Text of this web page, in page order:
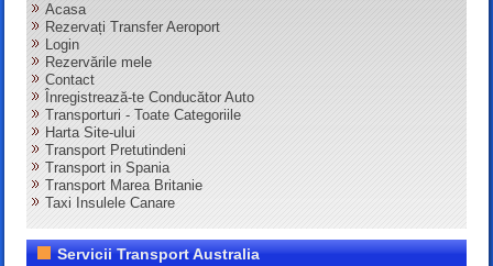
Acasa
Rezervați Transfer Aeroport
Login
Rezervările mele
Contact
Înregistrează-te Conducător Auto
Transporturi - Toate Categoriile
Harta Site-ului
Transport Pretutindeni
Transport in Spania
Transport Marea Britanie
Taxi Insulele Canare
Servicii Transport Australia